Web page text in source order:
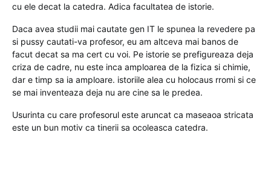
cu ele decat la catedra. Adica facultatea de istorie.
Daca avea studii mai cautate gen IT le spunea la revedere pa
si pussy cautati-va profesor, eu am altceva mai banos de
facut decat sa ma cert cu voi. Pe istorie se prefigureaza deja
criza de cadre, nu este inca amploarea de la fizica si chimie,
dar e timp sa ia amploare. istoriile alea cu holocaus rromi si ce
se mai inventeaza deja nu are cine sa le predea.
Usurinta cu care profesorul este aruncat ca maseaoa stricata
este un bun motiv ca tinerii sa ocoleasca catedra.